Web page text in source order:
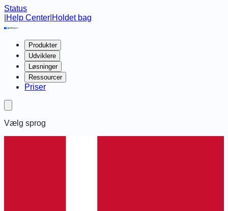
Status
Help Center Holdet bag
Produkter
Udviklere
Løsninger
Ressourcer
Priser
Vælg sprog